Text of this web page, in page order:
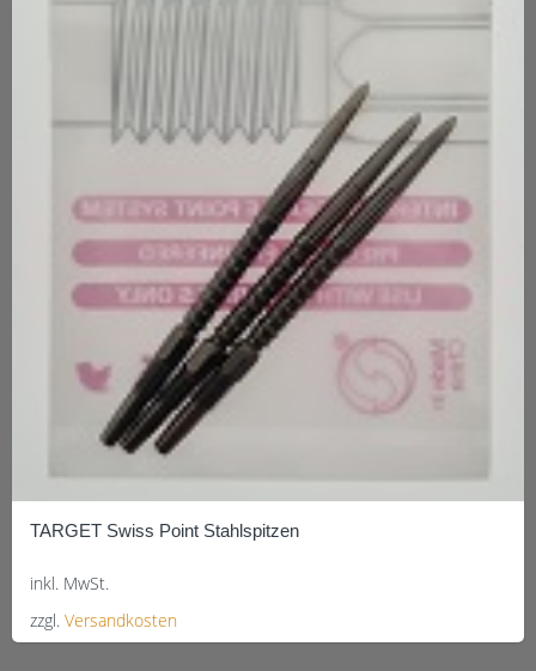
TARGET Swiss Point Stahlspitzen
inkl. MwSt.
zzgl. Versandkosten